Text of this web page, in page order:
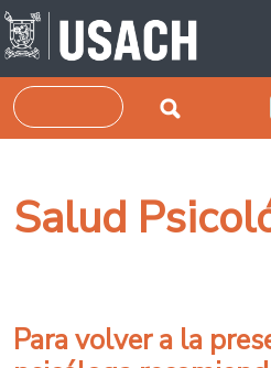
Pasar al contenido principal
Buscar
Salud
Para volver a la